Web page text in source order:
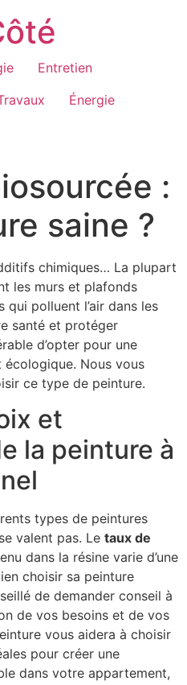
Entretien
Énergie
:
saine ?
chimiques… La plupart
les murs et plafonds
polluent l’air dans les
santé et protéger
d’opter pour une
Nous vous
ce type de peinture.
et
la peinture à
types de peintures
valent pas. Le taux de
dans la résine varie d’une
choisir sa peinture
de demander conseil à
de vos besoins et de vos
vous aidera à choisir
pour créer une
dans votre appartement,